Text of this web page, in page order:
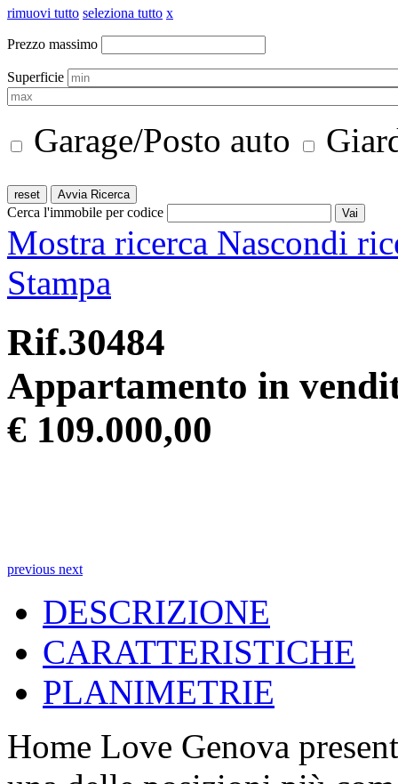
rimuovi tutto seleziona tutto x
Prezzo massimo
Superficie
Garage/Posto auto
Cerca l'immobile per codice
Mostra ricerca Nascondi
Stampa
Rif.30484
Appartamento in
€ 109.000,00
previous next
DESCRIZIONE
CARATTERISTICHE
PLANIMETRIE
Home Love Genova